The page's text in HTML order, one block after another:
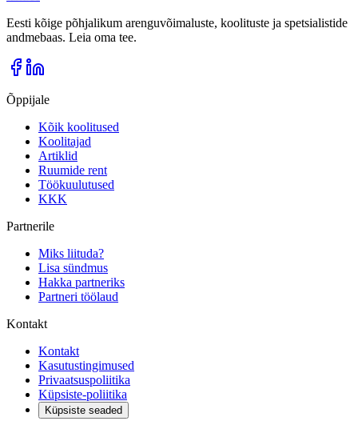
Eesti kõige põhjalikum arenguvõimaluste, koolituste ja spetsialistide
andmebaas. Leia oma tee.
Õppijale
Kõik koolitused
Koolitajad
Artiklid
Ruumide rent
Töökuulutused
KKK
Partnerile
Miks liituda?
Lisa sündmus
Hakka partneriks
Partneri töölaud
Kontakt
Kontakt
Kasutustingimused
Privaatsuspoliitika
Küpsiste-poliitika
Küpsiste seaded